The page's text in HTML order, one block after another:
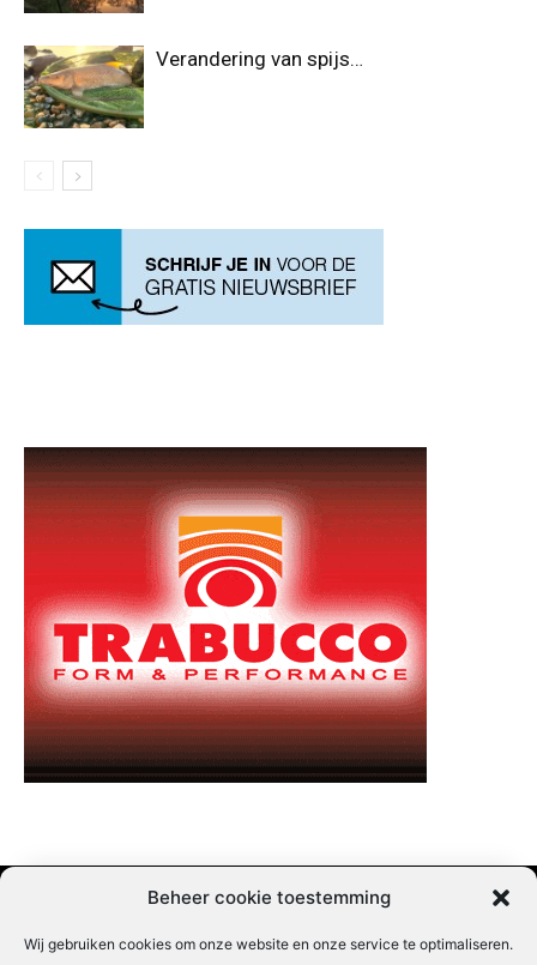
Beheer cookie toestemming
Wij gebruiken cookies om onze website en onze service te optimaliseren.
Verandering van spijs…